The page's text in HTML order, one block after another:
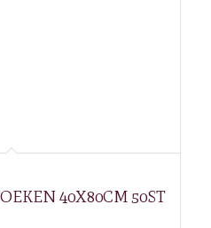
40X80CM 50ST